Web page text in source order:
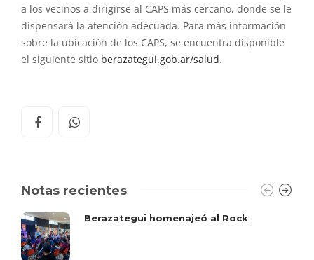
a los vecinos a dirigirse al CAPS más cercano, donde se le
dispensará la atención adecuada. Para más información
sobre la ubicación de los CAPS, se encuentra disponible
el siguiente sitio berazategui.gob.ar/salud.
Notas recientes
Berazategui homenajeó al Rock